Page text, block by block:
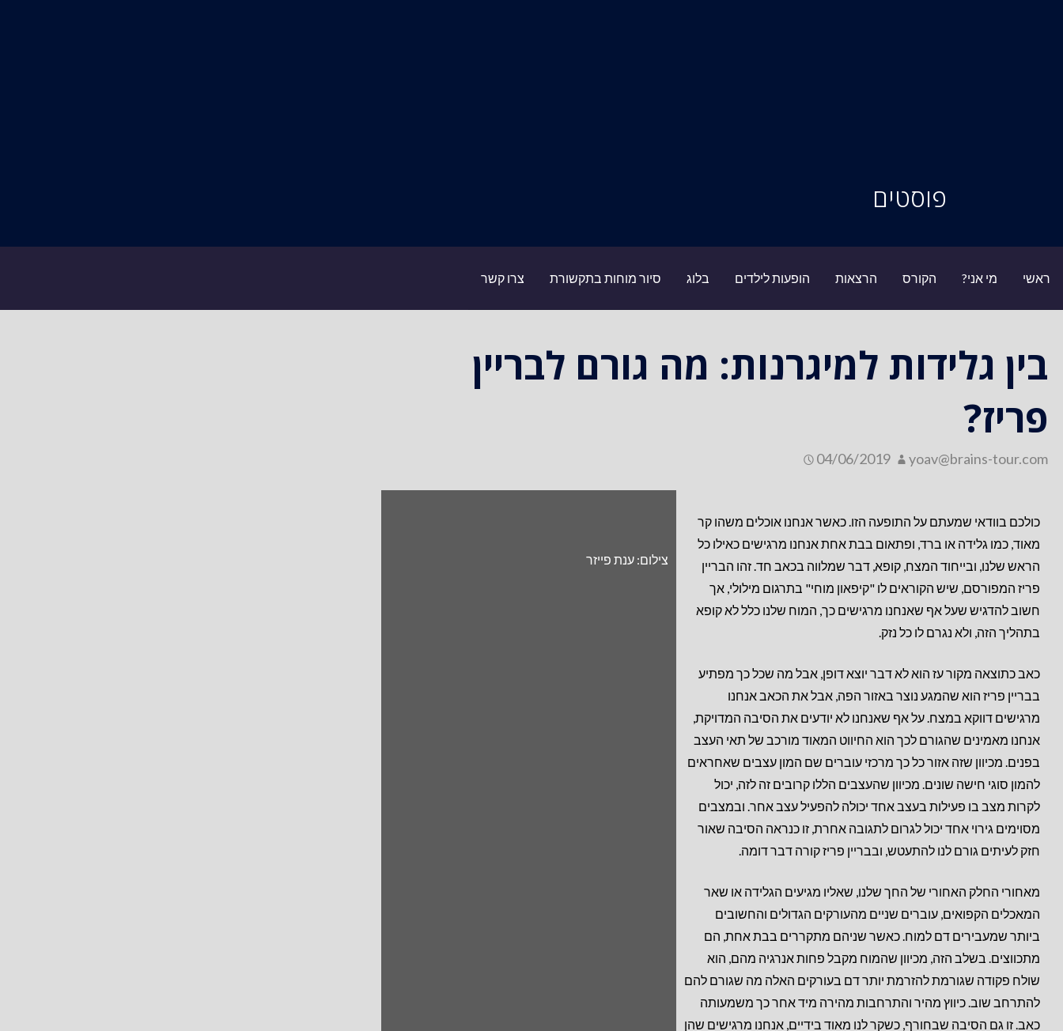
פוסטים
ראשי מי אני? הקורס הרצאות הופעות לילדים בלוג סיור מוחות בתקשורת צרו קשר
בין גלידות למיגרנות: מה גורם לבריין
פריז?
04/06/2019 yoav@brains-tour.com
כולכם בוודאי שמעתם על התופעה הזו. כאשר אנחנו אוכלים משהו קר
מאוד, כמו גלידה או ברד, ופתאום בבת אחת אנחנו מרגישים כאילו כל
הראש שלנו, ובייחוד המצח, קופא, דבר שמלווה בכאב חד. זהו הבריין
פריז המפורסם, שיש הקוראים לו "קיפאון מוחי" בתרגום מילולי, אך
חשוב להדגיש שעל אף שאנחנו מרגישים כך, המוח שלנו כלל לא קופא
בתהליך הזה, ולא נגרם לו כל נזק.
כאב כתוצאה מקור עז הוא לא דבר יוצא דופן, אבל מה שכל כך מפתיע
בבריין פריז הוא שהמגע נוצר באזור הפה, אבל את הכאב אנחנו
מרגישים דווקא במצח. על אף שאנחנו לא יודעים את הסיבה המדויקת,
אנחנו מאמינים שהגורם לכך הוא החיווט המאוד מורכב של תאי העצב
בפנים. מכיוון שזה אזור כל כך מרכזי עוברים שם המון עצבים שאחראים
להמון סוגי חישה שונים. מכיוון שהעצבים הללו קרובים זה לזה, יכול
לקרות מצב בו פעילות בעצב אחד יכולה להפעיל עצב אחר. ובמצבים
מסוימים גירוי אחד יכול לגרום לתגובה אחרת, זו כנראה הסיבה שאור
חזק לעיתים גורם לנו להתעטש, ובבריין פריז קורה דבר דומה.
מאחורי החלק האחורי של החך שלנו, שאליו מגיעים הגלידה או שאר
המאכלים הקפואים, עוברים שניים מהעורקים הגדולים והחשובים
ביותר שמעבירים דם למוח. כאשר שניהם מתקררים בבת אחת, הם
מתכווצים. בשלב הזה, מכיוון שהמוח מקבל פחות אנרגיה מהם, הוא
שולח פקודה שגורמת להזרמת יותר דם בעורקים האלה מה שגורם להם
להתרחב שוב. כיווץ מהיר והתרחבות מהירה מיד אחר כך משמעותה
כאב. זו גם הסיבה שבחורף, כשקר לנו מאוד בידיים, אנחנו מרגישים שהן
צילום: ענת פייזר